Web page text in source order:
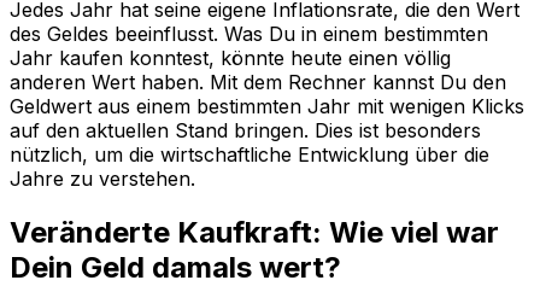
Jedes Jahr hat seine eigene Inflationsrate, die den Wert
des Geldes beeinflusst. Was Du in einem bestimmten
Jahr kaufen konntest, könnte heute einen völlig
anderen Wert haben. Mit dem Rechner kannst Du den
Geldwert aus einem bestimmten Jahr mit wenigen Klicks
auf den aktuellen Stand bringen. Dies ist besonders
nützlich, um die wirtschaftliche Entwicklung über die
Jahre zu verstehen.
Veränderte Kaufkraft: Wie viel war
Dein Geld damals wert?